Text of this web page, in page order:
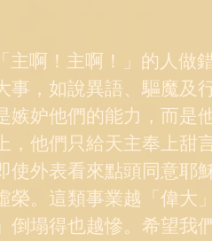
事，如說異語、驅魔及
嫉妒他們的能力，而是
，他們只給天主奉上甜
使外表看來點頭同意耶
榮。這類事業越「偉大
倒塌得也越慘。希望我